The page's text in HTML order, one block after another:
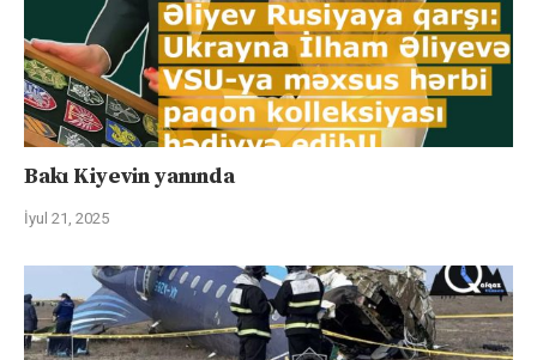
Bakı Kiyevin yanında
İyul 21, 2025